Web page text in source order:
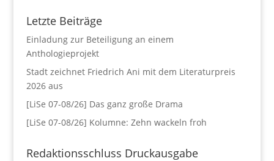
Letzte Beiträge
Einladung zur Beteiligung an einem
Anthologieprojekt
Stadt zeichnet Friedrich Ani mit dem Literaturpreis
2026 aus
[LiSe 07-08/26] Das ganz große Drama
[LiSe 07-08/26] Kolumne: Zehn wackeln froh
Redaktionsschluss Druckausgabe